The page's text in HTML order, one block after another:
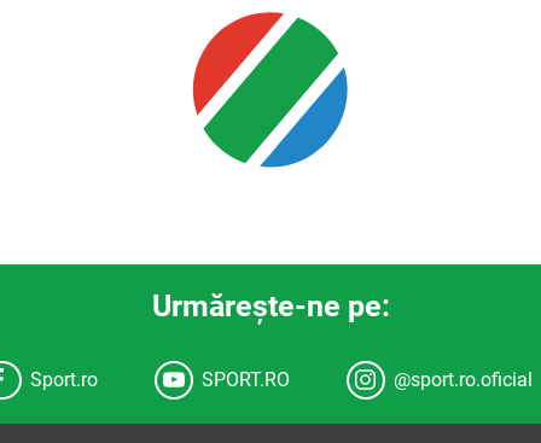
Urmăreşte-ne pe:
Sport.ro SPORT.RO @sport.ro.oficial